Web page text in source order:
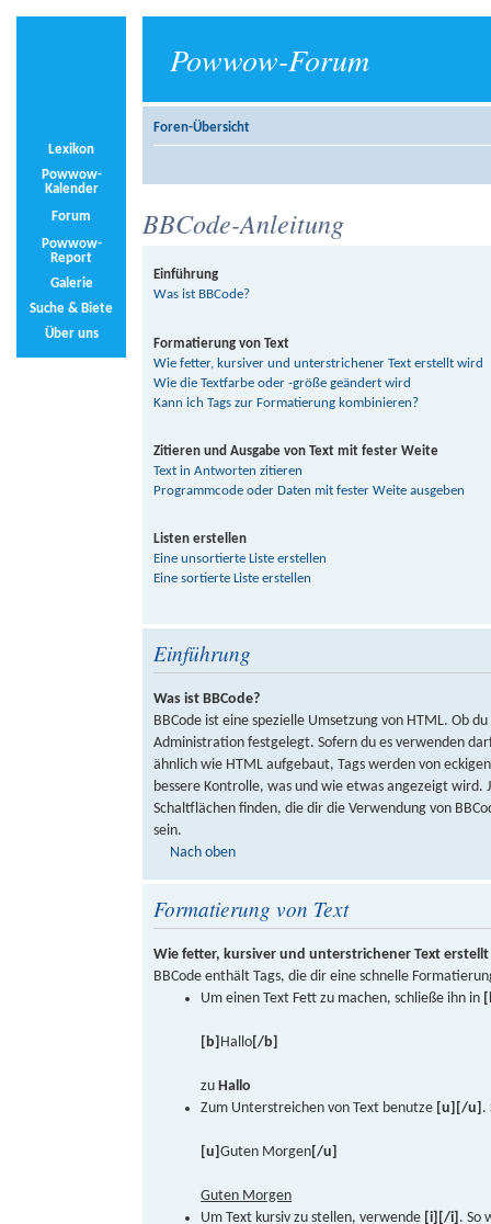
Powwow-Forum
Lexikon
Powwow-
Kalender
Forum
Powwow-
Report
Galerie
Suche & Biete
Über uns
Foren-Übersicht
BBCode-Anleitung
Einführung
Was ist BBCode?
Formatierung von Text
Wie fetter, kursiver und unterstrichener Text erstellt wird
Wie die Textfarbe oder -größe geändert wird
Kann ich Tags zur Formatierung kombinieren?
Zitieren und Ausgabe von Text mit fester Weite
Text in Antworten zitieren
Programmcode oder Daten mit fester Weite ausgeben
Listen erstellen
Eine unsortierte Liste erstellen
Eine sortierte Liste erstellen
Einführung
Was ist BBCode?
BBCode ist eine spezielle Umsetzung von HTML. Ob
Administration festgelegt. Sofern du es verwenden
ähnlich wie HTML aufgebaut, Tags werden von
bessere Kontrolle, was und wie etwas angezeigt
Schaltflächen finden, die dir die Verwendung von
sein.
Nach oben
Formatierung von Text
Wie fetter, kursiver und unterstrichener Text
BBCode enthält Tags, die dir eine schnelle
Um einen Text Fett zu machen, schließe ihn in
[b] Hallo[/b]
zuHallo
Zum Unterstreichen von Text benutze [u][/u] .
[u]Guten Morgen[/u]
Guten Morgen
Um Text kursiv zu stellen, verwende [i][/i] . So